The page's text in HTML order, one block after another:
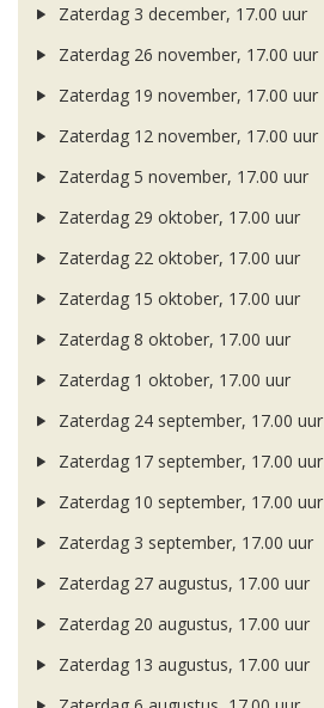
Zaterdag 3 december, 17.00 uur
Zaterdag 26 november, 17.00 uur
Zaterdag 19 november, 17.00 uur
Zaterdag 12 november, 17.00 uur
Zaterdag 5 november, 17.00 uur
Zaterdag 29 oktober, 17.00 uur
Zaterdag 22 oktober, 17.00 uur
Zaterdag 15 oktober, 17.00 uur
Zaterdag 8 oktober, 17.00 uur
Zaterdag 1 oktober, 17.00 uur
Zaterdag 24 september, 17.00 uur
Zaterdag 17 september, 17.00 uur
Zaterdag 10 september, 17.00 uur
Zaterdag 3 september, 17.00 uur
Zaterdag 27 augustus, 17.00 uur
Zaterdag 20 augustus, 17.00 uur
Zaterdag 13 augustus, 17.00 uur